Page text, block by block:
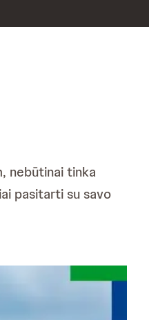
nebūtinai tinka
pasitarti su savo